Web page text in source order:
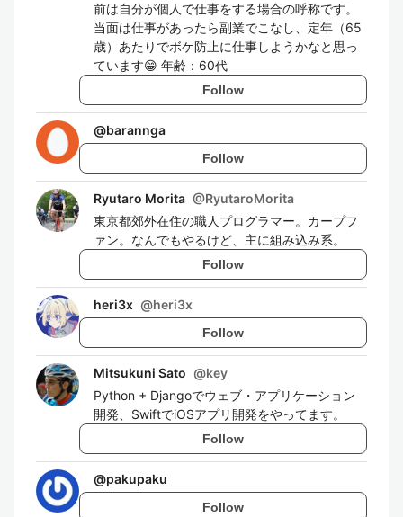
前は自分が個人で仕事をする場合の呼称です。
当面は仕事があったら副業でこなし、定年（65
歳）あたりでボケ防止に仕事しようかなと思っ
ています😁 年齢：60代
Follow
@barannga
Follow
Ryutaro Morita @RyutaroMorita
東京都郊外在住の職人プログラマー。カープフ
ァン。なんでもやるけど、主に組み込み系。
Follow
heri3x @heri3x
Follow
Mitsukuni Sato @key
Python + Djangoでウェブ・アプリケーション
開発、SwiftでiOSアプリ開発をやってます。
Follow
@pakupaku
Follow